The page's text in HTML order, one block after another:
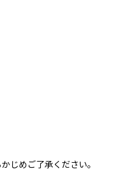
じめご了承ください。